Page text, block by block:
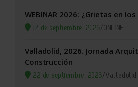
WEBINAR 2026: ¿Grietas en
17 de septiembre, 2026/ONLINE
Valladolid, 2026. Jornada
Construcción
22 de septiembre, 2026/Valladolid